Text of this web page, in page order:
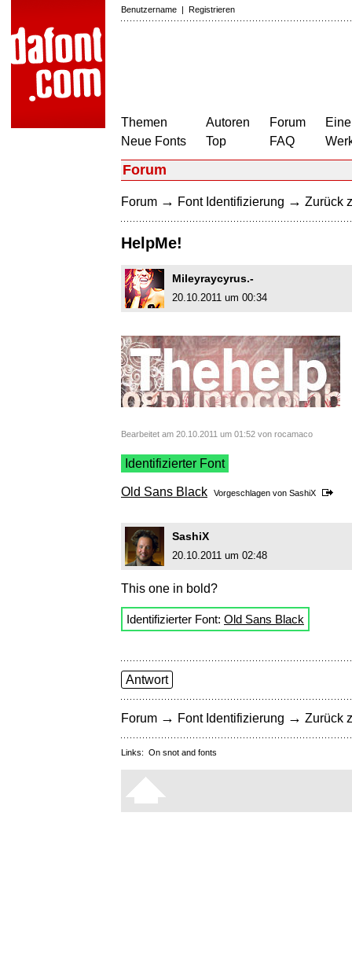
Benutzername | Registrieren
Themen
Neue Fonts
Autoren
Top
Forum
FAQ
Forum
Forum → Font Identifizierung → Zurück
HelpMe!
Mileyraycyrus.-
20.10.2011 um 00:34
Bearbeitet am 20.10.2011 um 01:52 von rocamaco
Identifizierter Font
Old Sans Black Vorgeschlagen von SashiX
SashiX
20.10.2011 um 02:48
This one in bold?
Identifizierter Font: Old Sans Black
Antwort
Forum → Font Identifizierung → Zurück
Links: On snot and fonts